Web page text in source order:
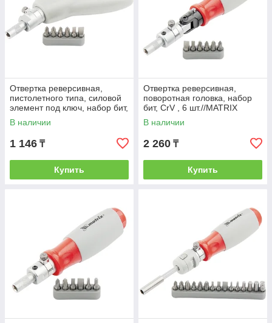
Отвертка реверсивная,
пистолетного типа, силовой
элемент под ключ, набор бит,
CrV, 6 шт.//MATRIX
В наличии
1 146 ₸
Купить
Отвертка реверсивная,
поворотная головка, набор
бит, CrV , 6 шт.//MATRIX
В наличии
2 260 ₸
Купить